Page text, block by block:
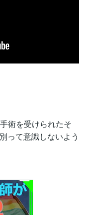
術を受けられたそ
って意識しないよう